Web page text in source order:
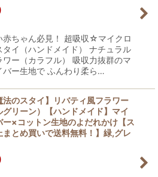
赤ちゃん必見！ 超吸収☆マイクロ
タイ（ハンドメイド） ナチュラル
ワー（カラフル） 吸収力抜群のマ
バー生地で ふんわり柔ら…
法のスタイ】リバティ風フラワー
グリーン）【ハンドメイド】マイ
ー×コットン生地のよだれかけ【ス
まとめ買いで送料無料！】緑,グレ